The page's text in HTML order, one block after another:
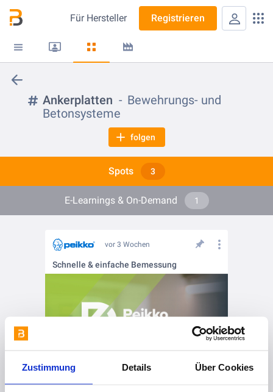
Zustimmung Details Über Cookies
Für Hersteller Registrieren
Ankerplatten
Bewehrungs- und
Betonsysteme
folgen
Spots 3
E-Learnings & On-Demand 1
vor 3 Wochen
Schnelle & einfache Bemessung